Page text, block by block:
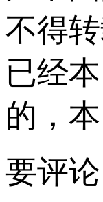
不得
已经
的，
要评